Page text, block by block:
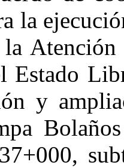
la
la
Estado
y